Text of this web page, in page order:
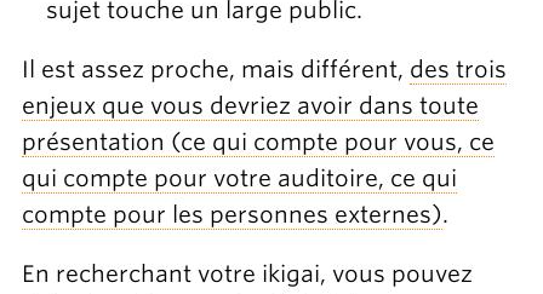
sujet touche un large public.
Il est assez proche, mais différent, des trois
enjeux que vous devriez avoir dans toute
présentation (ce qui compte pour vous, ce
qui compte pour votre auditoire, ce qui
compte pour les personnes externes).
En recherchant votre ikigai, vous pouvez